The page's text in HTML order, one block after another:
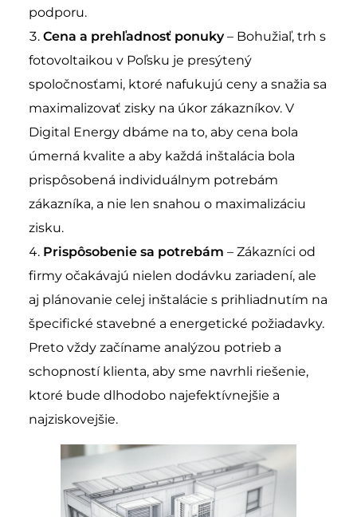
podporu.
Cena a prehľadnosť ponuky– Bohužiaľ, trh s
fotovoltaikou v Poľsku je presýtený
spoločnosťami, ktoré nafukujú ceny a snažia sa
maximalizovať zisky na úkor zákazníkov. V
Digital Energy dbáme na to, aby cena bola
úmerná kvalite a aby každá inštalácia bola
prispôsobená individuálnym potrebám
zákazníka, a nie len snahou o maximalizáciu
zisku.
Prispôsobenie sa potrebám – Zákazníci od
firmy očakávajú nielen dodávku zariadení, ale
aj plánovanie celej inštalácie s prihliadnutím na
špecifické stavebné a energetické požiadavky.
Preto vždy začíname analýzou potrieb a
schopností klienta, aby sme navrhli riešenie,
ktoré bude dlhodobo najefektívnejšie a
najziskovejšie.